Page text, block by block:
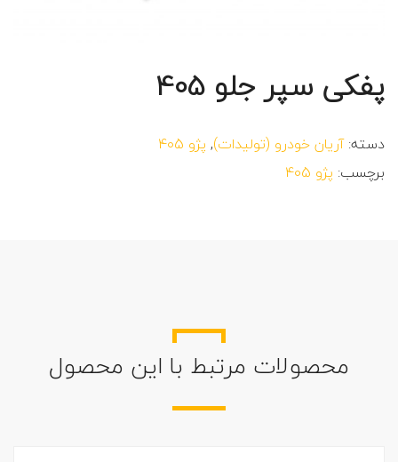
پفکی سپر جلو 405
دسته:آریان خودرو (تولیدات), پژو 405
برچسب: پژو 405
محصولات مرتبط با این محصول